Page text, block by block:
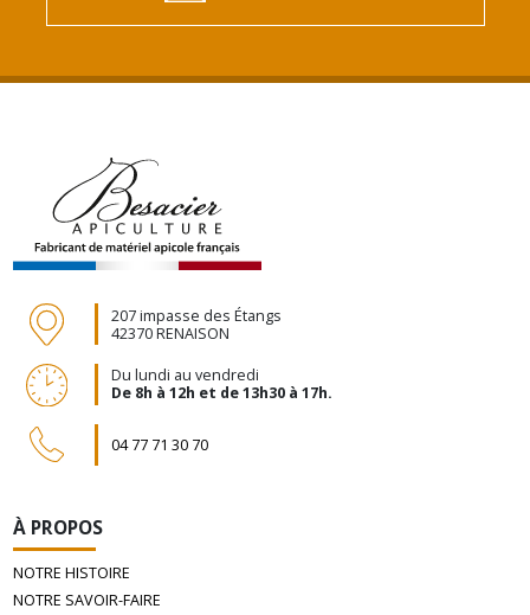
207 impasse des Étangs
42370 RENAISON
Du lundi au vendredi
De 8h à 12h et de 13h30 à 17h.
04 77 71 30 70
À PROPOS
NOTRE HISTOIRE
NOTRE SAVOIR-FAIRE